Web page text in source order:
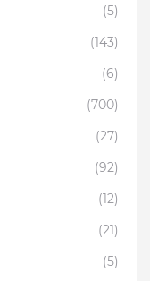
(5)
(143)
(6)
(700)
(27)
(92)
(12)
(21)
(5)